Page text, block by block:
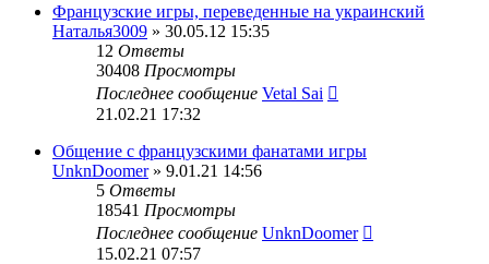
Французские игры, переведенные на украинский
Наталья3009 » 30.05.12 15:35
12 Ответы
30408 Просмотры
Последнее сообщение Vetal Sai
21.02.21 17:32
Общение с французскими фанатами игры
UnknDoomer» 9.01.21 14:56
5 Ответы
18541 Просмотры
Последнее сообщение UnknDoomer
15.02.21 07:57